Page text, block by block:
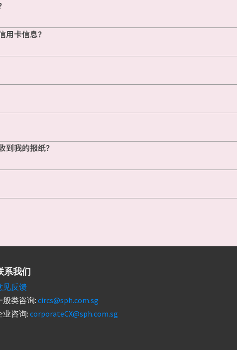
用卡信息？
到我的报纸？
系我们
见反馈
般类咨询:circs@sph.com.sg
业咨询: corporateCX@sph.com.sg